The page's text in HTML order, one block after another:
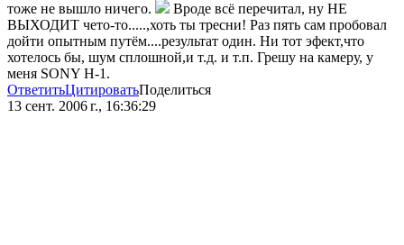
тоже не вышло ничего.
Вроде всё перечитал, ну НЕ
ВЫХОДИТ чето-то.....,хоть ты тресни! Раз пять сам пробовал
дойти опытным путём....результат один. Ни тот эфект,что
хотелось бы, шум сплошной,и т.д. и т.п. Грешу на камеру, у
меня SONY H-1.
ОтветитьЦитироватьПоделиться
13 сент. 2006 г., 16:36:29